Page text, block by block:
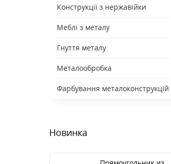
Конструкції з нержавійки
Меблі з металу
Гнуття металу
Металообробка
Фарбування металоконструкцій
Новинка